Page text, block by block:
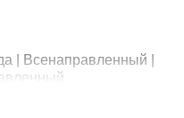
| Всенаправленный |
Плагин в подарок